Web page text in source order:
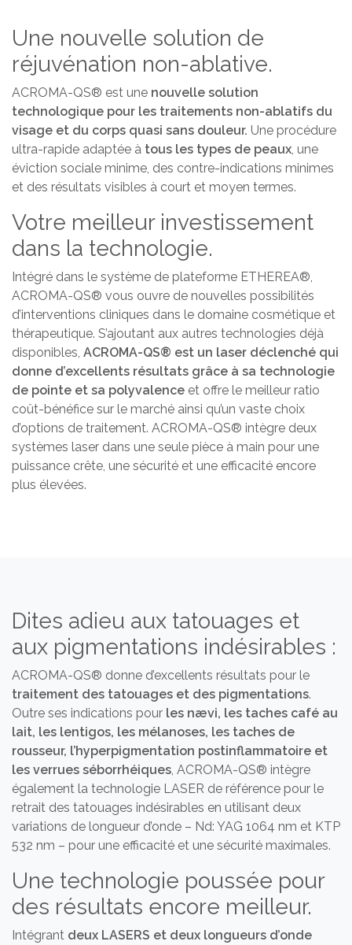
Une nouvelle solution de
réjuvénation non-ablative.
ACROMA-QS® est une nouvelle solution
technologique pour les traitements non-ablatifs du
visage et du corps quasi sans douleur. Une procédure
ultra-rapide adaptée à tous les types de peaux , une
éviction sociale minime, des contre-indications minimes
et des résultats visibles à court et moyen termes.
Votre meilleur investissement
dans la technologie.
Intégré dans le système de plateforme ETHEREA®,
ACROMA-QS® vous ouvre de nouvelles possibilités
d’interventions cliniques dans le domaine cosmétique et
thérapeutique. S’ajoutant aux autres technologies déjà
disponibles, ACROMA-QS® est un laser déclenché qui
donne d’excellents résultats grâce à sa technologie
de pointe et sa polyvalence et offre le meilleur ratio
coût-bénéfice sur le marché ainsi qu’un vaste choix
d’options de traitement. ACROMA-QS® intègre deux
systèmes laser dans une seule pièce à main pour une
puissance crête, une sécurité et une efficacité encore
plus élevées.
Dites adieu aux tatouages et
aux pigmentations indésirables :
ACROMA-QS® donne d’excellents résultats pour le
traitement des tatouages et des pigmentations.
Outre ses indications pour les nævi, les taches café au
lait, les lentigos, les mélanoses, les taches de
rousseur, l’hyperpigmentation postinflammatoire et
les verrues séborrhéiques , ACROMA-QS® intègre
également la technologie LASER de référence pour le
retrait des tatouages indésirables en utilisant deux
variations de longueur d’onde – Nd: YAG 1064 nm et KTP
532 nm – pour une efficacité et une sécurité maximales.
Une technologie poussée pour
des résultats encore meilleur.
Intégrant deux LASERS et deux longueurs d’onde